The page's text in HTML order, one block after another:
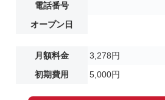
電話番号
オープン日
月額料金
3,278円
初期費用
5,000円